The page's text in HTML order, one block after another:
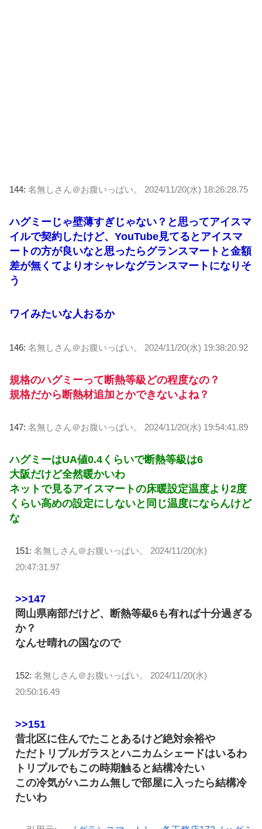
144: 名無しさん＠お腹いっぱい。 2024/11/20(水) 18:26:28.75
ハグミーじゃ壁薄すぎじゃない？と思ってアイスマ
イルで契約したけど、YouTube見てるとアイスマ
ートの方が良いなと思ったらグランスマートと金額
差が無くてよりオシャレなグランスマートになりそ
う
ワイみたいな人おるか
146: 名無しさん＠お腹いっぱい。 2024/11/20(水) 19:38:20.92
規格のハグミーって断熱等級どの程度なの？
規格だから断熱材追加とかできないよね？
147: 名無しさん＠お腹いっぱい。 2024/11/20(水) 19:54:41.89
ハグミーはUA値0.4くらいで断熱等級は6
大阪だけど全然暖かいわ
ネットで見るアイスマートの床暖設定温度より2度
くらい高めの設定にしないと同じ温度にならんけど
な
151: 名無しさん＠お腹いっぱい。
2024/11/20(水)
20:47:31.97
>>147
岡山県南部だけど、断熱等級6も有れば十分過ぎる
か？
なんせ晴れの国なので
152: 名無しさん＠お腹いっぱい。
2024/11/20(水)
20:50:16.49
>>151
昔北区に住んでたことあるけど絶対余裕や
ただトリプルガラスとハニカムシェードはいるわ
トリプルでもこの時期触ると結構冷たい
この冷気がハニカム無しで部屋に入ったら結構冷
たいわ